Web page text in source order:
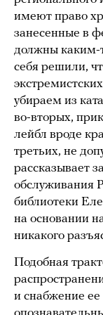
имеют право
занесенные в
должны каким-
себя решили,
убираем из
во-вторых,
лейбл вроде
третьих, не
рассказывает
обслуживания
библиотеки
на основании
никакого
Подобная
и снабжение